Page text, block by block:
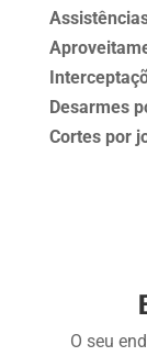
Desarmes
Cortes por
O seu